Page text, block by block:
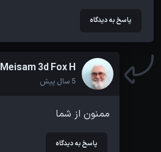
پاسخ به دیدگاه
Meisam 3d Fox H
5 سال پیش
ممنون از شما
پاسخ به دیدگاه